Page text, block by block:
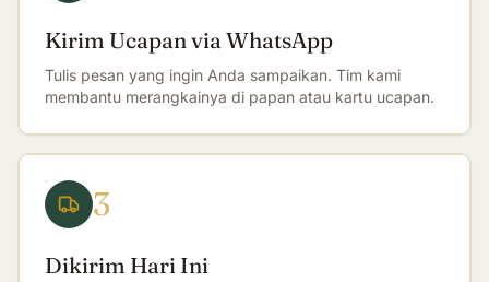
Kirim Ucapan via WhatsApp
Tulis pesan yang ingin Anda sampaikan. Tim kami
membantu merangkainya di papan atau kartu ucapan.
3
Dikirim Hari Ini